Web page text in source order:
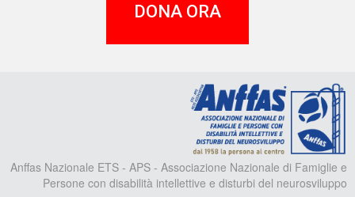
DONA ORA
Anffas Nazionale ETS - APS - Associazione Nazionale di Famiglie e
Persone con disabilità intellettive e disturbi del neurosviluppo